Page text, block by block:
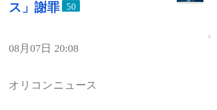
ス」謝罪
50
08月07日 20:08
オリコンニュース